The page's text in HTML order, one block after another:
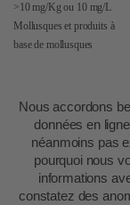
>10 mg/Kg ou 10 mg/L
Mollusques et produits à
base de mollusques
Nous accordons
données en
néanmoins pas
pourquoi nous
informations
constatez des